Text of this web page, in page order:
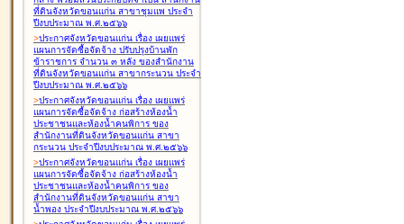
ที่ดินจังหวัดขอนแก่น สาขาชุมแพ ประจำ
ปีงบประมาณ พ.ศ.๒๕๖๖
>ประกาศจังหวัดขอนแก่น เรื่อง เผยแพร่
แผนการจัดซื้อจัดจ้าง ปรับปรุงบ้านพัก
ข้าราชการ จำนวน ๓ หลัง ของสำนักงาน
ที่ดินจังหวัดขอนแก่น สาขากระนวน ประจำ
ปีงบประมาณ พ.ศ.๒๕๖๖
>ประกาศจังหวัดขอนแก่น เรื่อง เผยแพร่
แผนการจัดซื้อจัดจ้าง ก่อสร้างห้องน้ำ
ประชาชนและห้องน้ำคนพิการ ของ
สำนักงานที่ดินจังหวัดขอนแก่น สาขา
กระนวน ประจำปีงบประมาณ พ.ศ.๒๕๖๖
>ประกาศจังหวัดขอนแก่น เรื่อง เผยแพร่
แผนการจัดซื้อจัดจ้าง ก่อสร้างห้องน้ำ
ประชาชนและห้องน้ำคนพิการ ของ
สำนักงานที่ดินจังหวัดขอนแก่น สาขา
น้ำพอง ประจำปีงบประมาณ พ.ศ.๒๕๖๖